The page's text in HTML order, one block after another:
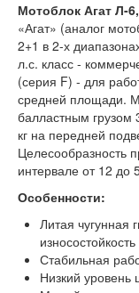
Мотоблок Агат Л-
«Агат» (аналог
2+1 в 2-х
л.с. класс -
(серия F) - для
средней площади.
балластным грузом
кг на передней
Целесообразность
интервале от 12 до
Особенности:
Литая чугунная
Стабильная
Низкий уровень